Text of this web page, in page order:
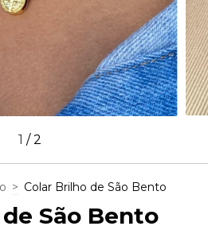
1 /2
> Colar Brilho de São Bento
São Bento